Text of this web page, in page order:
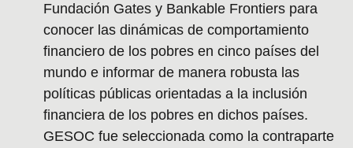
Fundación Gates y Bankable Frontiers para
conocer las dinámicas de comportamiento
financiero de los pobres en cinco países del
mundo e informar de manera robusta las
políticas públicas orientadas a la inclusión
financiera de los pobres en dichos países.
GESOC fue seleccionada como la contraparte